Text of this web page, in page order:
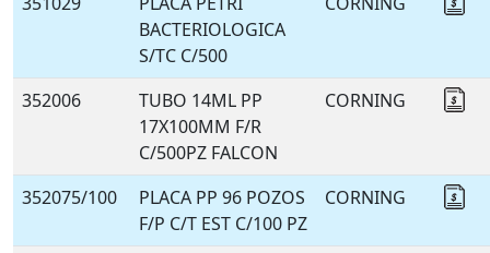
BACTERIOLOGICA
S/TC C/500
352006
TUBO 14ML PP
17X100MM F/R
C/500PZ FALCON
CORNING
352075/100
PLACA PP 96 POZOS
F/P C/T EST C/100 PZ
CORNING